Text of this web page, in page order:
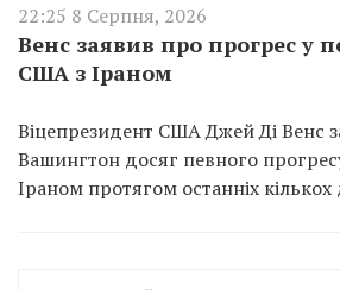
22:25 8 Серпня, 2026
Венс заявив про прогрес у
США з Іраном
Віцепрезидент США Джей Ді Венс
Вашингтон досяг певного
Іраном протягом останніх кількох